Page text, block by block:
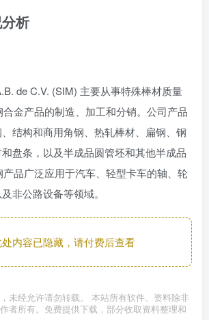
析
de C.V. (SIM) 主要从事特殊棒材质量
合金产品的制造、加工和分销。公司产品
结构和商用角钢、热轧棒材、扁钢、钢
盘条，以及半成品圆管坯和其他半成品
品广泛应用于汽车、轻型卡车的轴、轮
非公路设备等领域。
内容已隐藏，请付费后查看
未经允许请勿转载。 本站所有软件、资料除非
者所有。免费提供下载，部分收取资料整理和